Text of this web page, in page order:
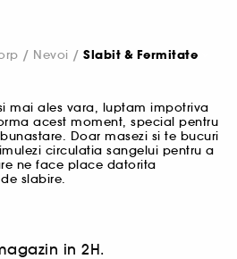
Nevoi Slabit & Fermitate
mai ales vara, luptam impotriva
acest moment, special pentru
Doar masezi si te bucuri
circulatia sangelui pentru a
ne face place datorita
slabire.
in 2H.